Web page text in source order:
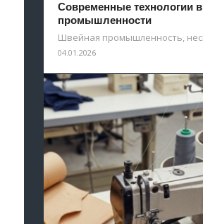
Современные технологии
промышленности
Швейная промышленность,
04.01.2026